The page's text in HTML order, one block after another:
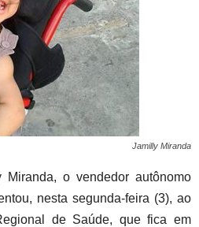
Jamilly Miranda
o vendedor autônomo
nesta segunda-feira (3), ao
de Saúde, que fica em